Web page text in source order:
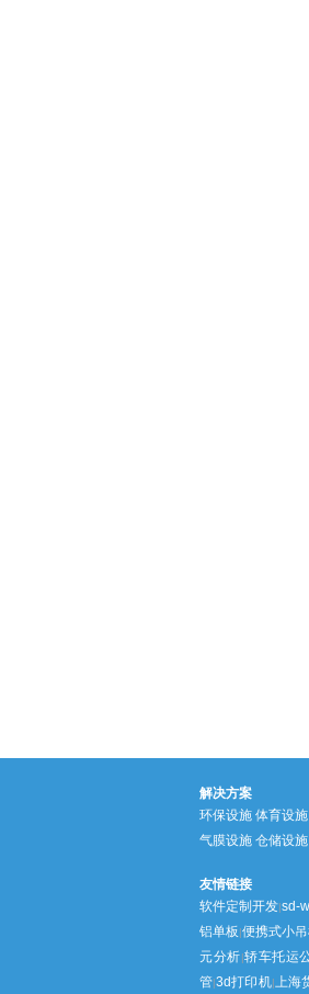
解决方案
环保设施 体育设施
气膜设施 仓储设施
友情链接
软件定制开发|sd-
铝单板|便携式小
元分析|轿车托运
管|3d打印机|上海